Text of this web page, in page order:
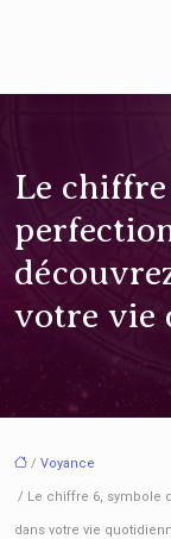
Le
votre vie
/ Voyance
/ Le chiffre 6, symbole
dans votre vie